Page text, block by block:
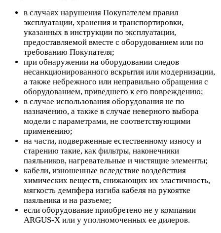
в случаях нарушения Покупателем правил
эксплуатации, хранения и транспортировки,
указанных в инструкции по эксплуатации,
предоставляемой вместе с оборудованием или по
требованию Покупателя;
при обнаружении на оборудовании следов
несанкционированного вскрытия или модернизации,
а также небрежного или неправильно обращения с
оборудованием, приведшего к его повреждению;
в случае использования оборудования не по
назначению, а также в случае неверного выбора
модели с параметрами, не соответствующими
применению;
на части, подверженные естественному износу и
старению такие, как фильтры, наконечники
паяльников, нагревательные и чистящие элементы;
кабели, изношенные вследствие воздействия
химических веществ, снижающих их эластичность,
мягкость демпфера изгиба кабеля на рукоятке
паяльника и на разъеме;
если оборудование приобретено не у компании
ARGUS-X или у уполномоченных ее дилеров.